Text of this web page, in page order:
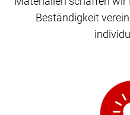
Beständigkeit